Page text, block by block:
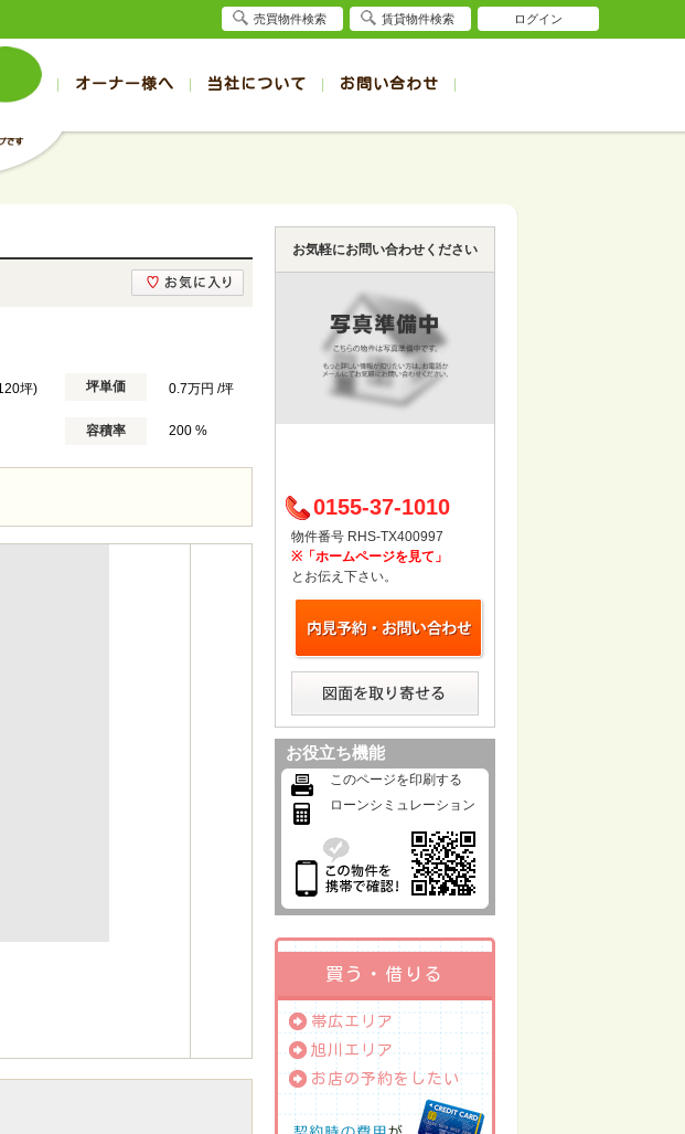
万円
帯広の賃貸マンション
帯広の賃貸一戸建て
帯広の1DK～1LDK賃貸
帯広の2K～2LDK賃貸
帯広の4K以上賃貸
万円
旭川の賃貸マンション
旭川の賃貸一戸建て
旭川の1DK～1LDK賃貸
旭川の2K～2LDK賃貸
旭川の4K以上賃貸
オーナー様へ 当社について
お客様の声
お問い合わせ
居者様ページ
坪) 坪単価 0.7万円 /坪
容積率 200 %
お気軽にお問い合わせください
0155-37-1010
物件番号 RHS-TX400997
※「ホームページを見て」
とお伝え下さい。
お役立ち機能
このページを印刷する
ローンシミュレーション
買う・借りる
帯広エリア
旭川エリア
お店の予約をしたい
売買物件検索 賃貸物件検索 ログイン